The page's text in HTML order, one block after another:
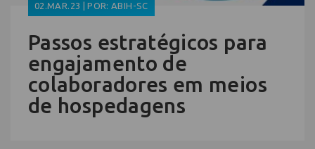
02.MAR.23 | POR: ABIH-SC
Passos estratégicos para
engajamento de
colaboradores em meios
de hospedagens